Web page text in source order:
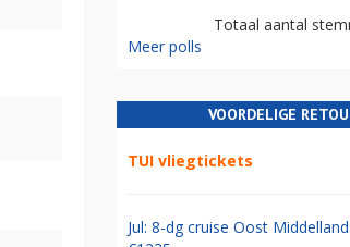
Totaal aantal
Meer polls
VOORDELIGE
TUI vliegtickets
Jul: 8-dg cruise Oost